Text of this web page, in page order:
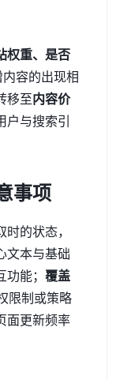
权重、是否
容的出现相
移至内容价
户与搜索引
事项
的状态，
文本与基础
能； 覆盖
限制或策略
面更新频率